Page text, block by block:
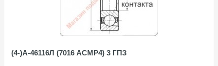
(4-)А-46116Л (7016 АСМР4) 3 ГПЗ